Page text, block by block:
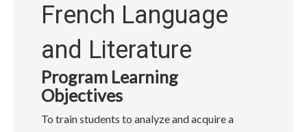
French Language
and Literature
Program Learning
Objectives
To train students to analyze and acquire a